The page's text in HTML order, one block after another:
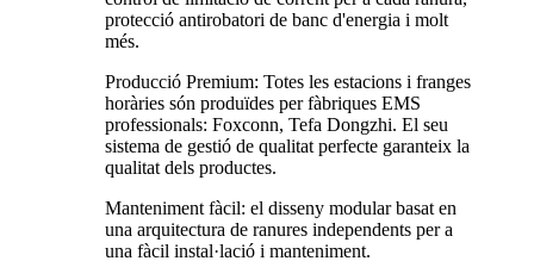
protecció antirobatori de banc d'energia i molt
més.
Producció Premium: Totes les estacions i franges
horàries són produïdes per fàbriques EMS
professionals: Foxconn, Tefa Dongzhi. El seu
sistema de gestió de qualitat perfecte garanteix la
qualitat dels productes.
Manteniment fàcil: el disseny modular basat en
una arquitectura de ranures independents per a
una fàcil instal·lació i manteniment.